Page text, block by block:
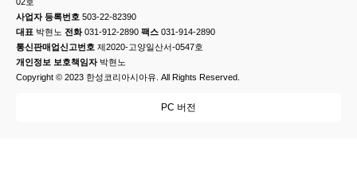
사업자 등록번호 503-22-82390
대표 박현노 전화031-912-2890 팩스 031-914-2890
통신판매업신고번호 제2020-고양일산서-0547호
개인정보 보호책임자박현노
Copyright © 2023 한성코리아시아유. All Rights Reserved.
PC 버전